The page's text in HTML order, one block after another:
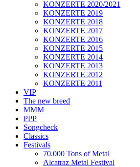
KONZERTE 2020/2021
KONZERTE 2019
KONZERTE 2018
KONZERTE 2017
KONZERTE 2016
KONZERTE 2015
KONZERTE 2014
KONZERTE 2013
KONZERTE 2012
KONZERTE 2011
VIP
The new breed
MMM
PPP
Songcheck
Classics
Festivals
70.000 Tons of Metal
Alcatraz Metal Festival